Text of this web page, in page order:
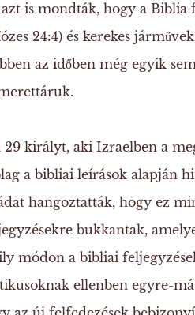
is mondták, hogy a Biblia
24:4) és kerekes
az időben még egyik
királyt, aki Izraelben a
a bibliai leírások alapján
hangoztatták, hogy ez
bukkantak,
módon a bibliai
ellenben egyre-